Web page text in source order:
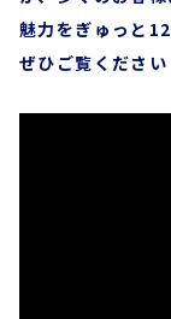
魅力をぎゅっと
ぜひご覧ください